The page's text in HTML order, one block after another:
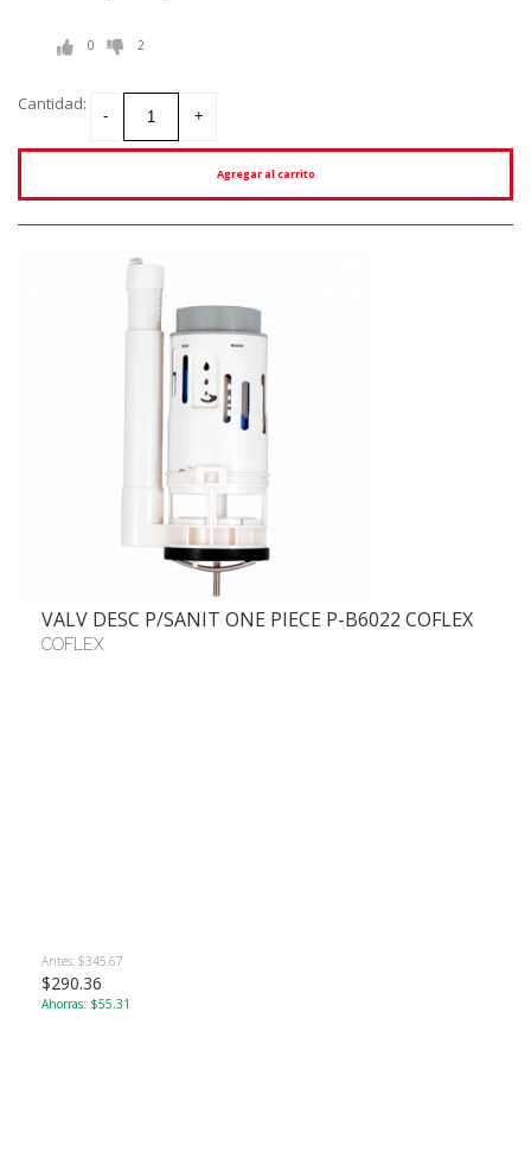
0 2
Cantidad:
Agregar al carrito
VALV DESC P/SANIT ONE PIECE P-B6022 COFLEX
COFLEX
Antes: $345.67
$290.36
Ahorras: $55.31